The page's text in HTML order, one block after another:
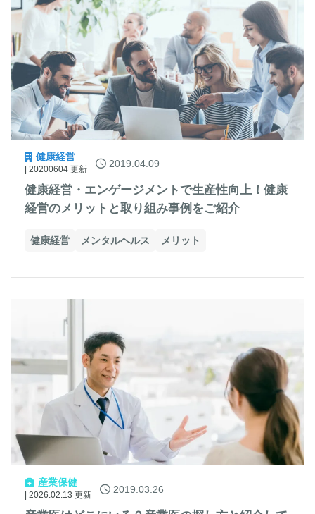
健康経営
| 20200604 更新
2019.04.09
健康経営・エンゲージメントで生産性向上！健康
経営のメリットと取り組み事例をご紹介
健康経営 メンタルヘルス メリット
産業保健
| 2026.02.13 更新
2019.03.26